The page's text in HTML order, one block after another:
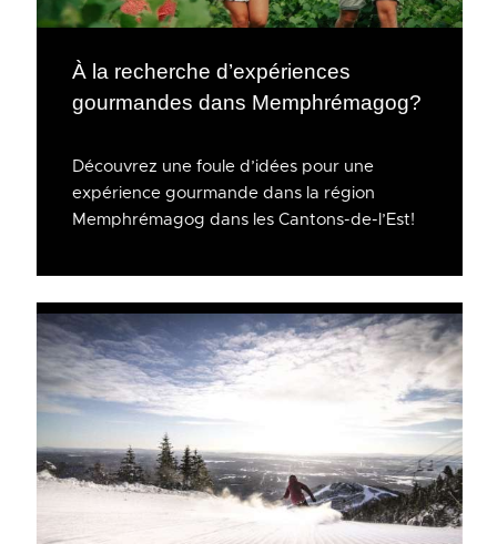
À la recherche d’expériences
gourmandes dans Memphrémagog?
Découvrez une foule d’idées pour une
expérience gourmande dans la région
Memphrémagog dans les Cantons-de-l’Est!